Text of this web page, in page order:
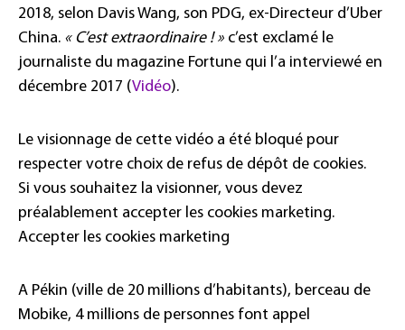
2018, selon Davis Wang, son PDG, ex-Directeur d’Uber
China. « C’est extraordinaire ! » c’est exclamé le
journaliste du magazine Fortune qui l’a interviewé en
décembre 2017 (Vidéo).
Le visionnage de cette vidéo a été bloqué pour
respecter votre choix de refus de dépôt de cookies.
Si vous souhaitez la visionner, vous devez
préalablement accepter les cookies marketing.
Accepter les cookies marketing
A Pékin (ville de 20 millions d’habitants), berceau de
Mobike, 4 millions de personnes font appel